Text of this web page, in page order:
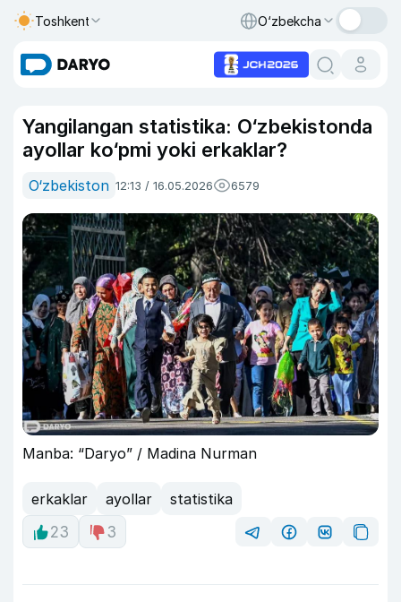
Toshkent O‘zbekcha
Yangilangan statistika: O‘zbekistonda
ayollar ko‘pmi yoki erkaklar?
O‘zbekiston 12:13 / 16.05.2026 6579
Manba: “Daryo” / Madina Nurman
erkaklar ayollar
statistika
23
3